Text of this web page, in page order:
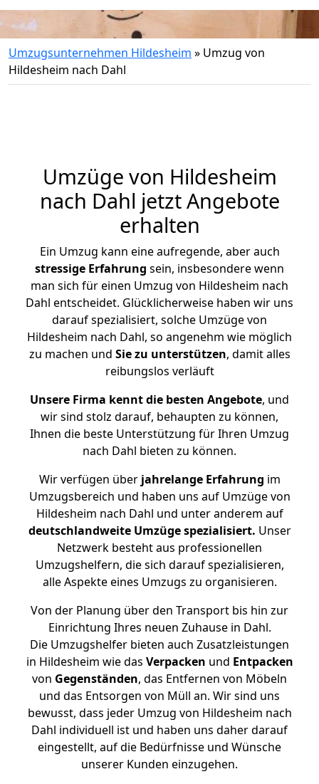
Umzugsunternehmen Hildesheim » Umzug von
Hildesheim nach Dahl
Umzüge von Hildesheim
nach Dahl jetzt Angebote
erhalten
Ein Umzug kann eine aufregende, aber auch
stressige Erfahrung sein, insbesondere wenn
man sich für einen Umzug von Hildesheim nach
Dahl entscheidet. Glücklicherweise haben wir uns
darauf spezialisiert, solche Umzüge von
Hildesheim nach Dahl, so angenehm wie möglich
zu machen und Sie zu unterstützen, damit alles
reibungslos verläuft
Unsere Firma kennt die besten Angebote, und
wir sind stolz darauf, behaupten zu können,
Ihnen die beste Unterstützung für Ihren Umzug
nach Dahl bieten zu können.
Wir verfügen überjahrelange Erfahrung im
Umzugsbereich und haben uns auf Umzüge von
Hildesheim nach Dahl und unter anderem auf
deutschlandweite Umzüge spezialisiert. Unser
Netzwerk besteht aus professionellen
Umzugshelfern, die sich darauf spezialisieren,
alle Aspekte eines Umzugs zu organisieren.
Von der Planung über den Transport bis hin zur
Einrichtung Ihres neuen Zuhause in Dahl.
Die Umzugshelfer bieten auch Zusatzleistungen
in Hildesheim wie das Verpacken und Entpacken
von Gegenständen, das Entfernen von Möbeln
und das Entsorgen von Müll an. Wir sind uns
bewusst, dass jeder Umzug von Hildesheim nach
Dahl individuell ist und haben uns daher darauf
eingestellt, auf die Bedürfnisse und Wünsche
unserer Kunden einzugehen.